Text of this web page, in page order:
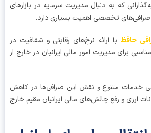
که به دنبال مدیریت سرمایه در بازارهای
تخصصی اهمیت بسیاری دارد.
با ارائه نرخ‌های رقابتی و شفافیت در
مدیریت امور مالی ایرانیان در خارج از
متنوع و نقش این صرافی‌ها در کاهش
و رفع چالش‌های مالی ایرانیان مقیم خارج